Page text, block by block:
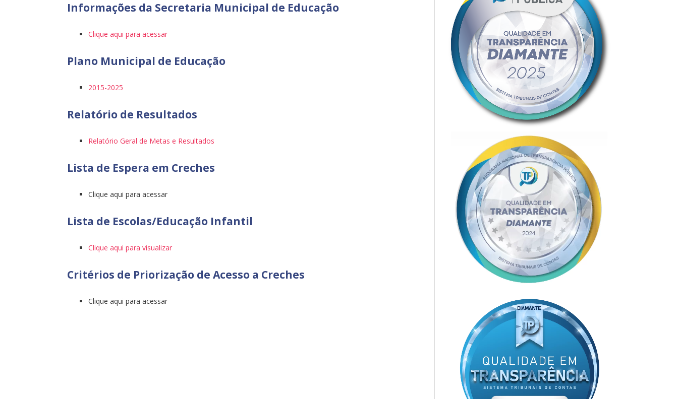
Informações da Secretaria Municipal de Educação
Clique aqui para acessar
Plano Municipal de Educação
2015-2025
Relatório de Resultados
Relatório Geral de Metas e Resultados
Lista de Espera em Creches
Clique aqui para acessar
Lista de Escolas/Educação Infantil
Clique aqui para visualizar
Critérios de Priorização de Acesso a Creches
Clique aqui para acessar